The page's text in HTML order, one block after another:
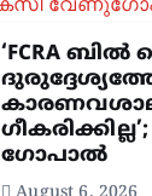
‘FCRA
ഗോപാൽ